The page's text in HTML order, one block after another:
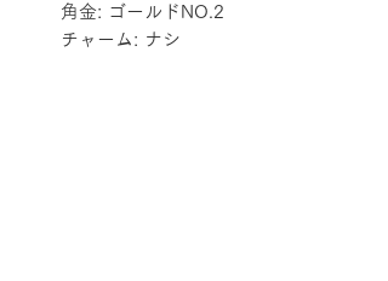
角金: ゴールドNO.2
チャーム: ナシ